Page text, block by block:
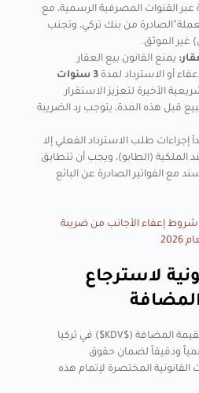
عبر القنوات المصرفية الرسمية، مع
من بنك تركي، وتجنب
غير الموثق.
يمنع القانون بيع العقار
أو الاسترداد لمدة 3 سنوات
الأخيرة لتعزيز الاستقرار
قبل هذه المدة، يتوجب رد الضريبة
إجراءات طلب الاسترداد الفعلي إلا
(الطابو)، ويجب أن تتطابق
مع الفواتير الصادرة عن البائع
إعفاء الأجانب من ضريبة
لاسترجاع
تبع عملية استرداد ضريبة القيمة المضافة ($KDV$) في تركيا
رقمياً ودقيقاً لضمان حقوق
المختصرة لإتمام هذه